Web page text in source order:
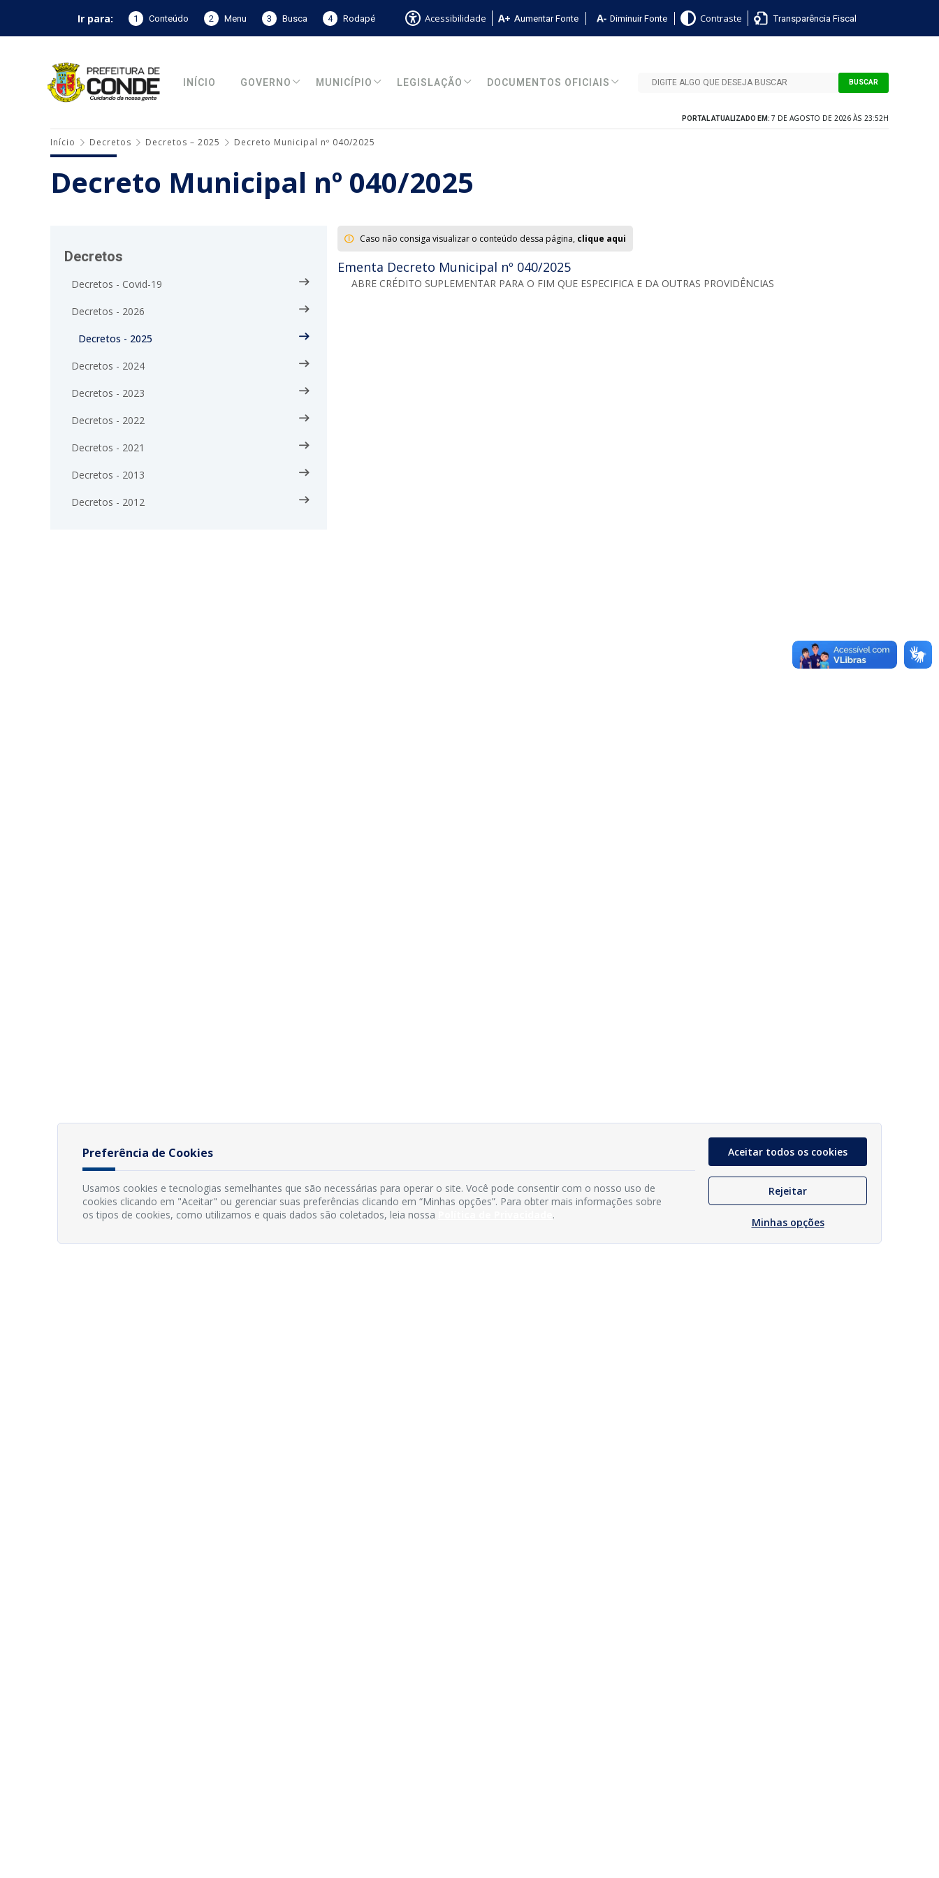
Ir para: 1 Conteúdo 2 Menu 3 Busca 4 Rodapé Acessibilidade Aumentar Fonte Diminuir Fonte Contraste Transparência Fiscal
INÍCIO GOVERNO MUNICÍPIO LEGISLAÇÃO DOCUMENTOS OFICIAIS BUSCAR
PORTAL ATUALIZADO EM: 7 DE AGOSTO DE 2026 ÀS 23:52H
Início Decretos Decretos – 2025 Decreto Municipal nº 040/2025
Decreto Municipal nº 040/2025
Decretos
Decretos - Covid-19
Decretos - 2026
Decretos - 2025
Decretos - 2024
Decretos - 2023
Decretos - 2022
Decretos - 2021
Decretos - 2013
Decretos - 2012
Caso não consiga visualizar o conteúdo dessa página, clique aqui
Ementa Decreto Municipal nº 040/2025
ABRE CRÉDITO SUPLEMENTAR PARA O FIM QUE ESPECIFICA E DA OUTRAS PROVIDÊNCIAS
Preferência de Cookies
Usamos cookies e tecnologias semelhantes que são necessárias para operar o site. Você pode consentir com o nosso uso de
cookies clicando em "Aceitar" ou gerenciar suas preferências clicando em “Minhas opções”. Para obter mais informações sobre
os tipos de cookies, como utilizamos e quais dados são coletados, leia nossa
.
Aceitar todos os cookies
Rejeitar
Minhas opções